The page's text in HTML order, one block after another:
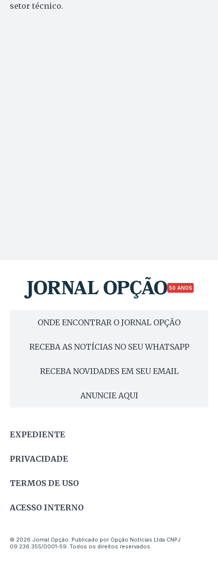
setor técnico.
50 ANOS
ONDE ENCONTRAR O JORNAL OPÇÃO
RECEBA AS NOTÍCIAS NO SEU WHATSAPP
RECEBA NOVIDADES EM SEU EMAIL
ANUNCIE AQUI
EXPEDIENTE
PRIVACIDADE
TERMOS DE USO
ACESSO INTERNO
© 2026 Jornal Opção. Publicado por Opção Notícias Ltda CNPJ
09.236.355/0001-59. Todos os direitos reservados.